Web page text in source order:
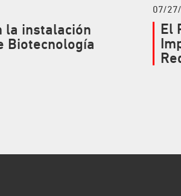
la instalación
Biotecnología
07/
El